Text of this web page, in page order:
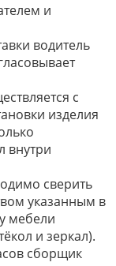
и
водитель
с
изделия
внутри
сверить
указанным в
мебели
и зеркал).
сборщик